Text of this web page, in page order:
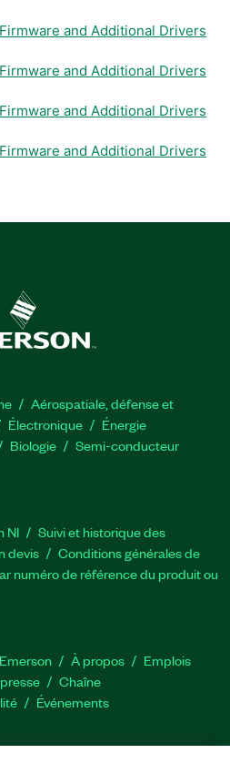
and Additional Drivers
and Additional Drivers
and Additional Drivers
and Additional Drivers
Aérospatiale, défense et
Électronique
Énergie​
Biologie
Semi-conducteur
NI
Suivi et historique des
devis
Conditions générales de
numéro de référence du produit ou
À propos
Emplois
Chaîne
Événements